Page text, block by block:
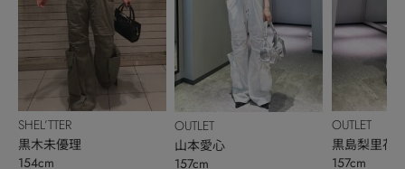
SHEL’TTER
黒木未優理
154cm
OUTLET
山本愛心
157cm
OUTLET
黒島梨里花
157cm